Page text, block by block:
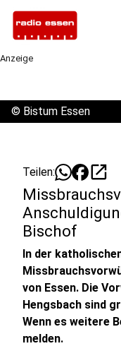
Anzeige
© Bistum Essen
Teilen: open_in_new
Bischof
In der
von Essen. Die
Hengsbach sind
Wenn es weitere
melden.